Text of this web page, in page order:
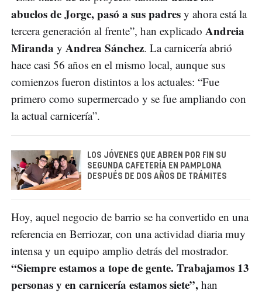
abuelos de Jorge, pasó a sus padres y ahora está la
tercera generación al frente”, han explicado Andreia
Miranda y Andrea Sánchez. La carnicería abrió
hace casi 56 años en el mismo local, aunque sus
comienzos fueron distintos a los actuales: “Fue
primero como supermercado y se fue ampliando con
la actual carnicería”.
LOS JÓVENES QUE ABREN POR FIN SU
SEGUNDA CAFETERÍA EN PAMPLONA
DESPUÉS DE DOS AÑOS DE TRÁMITES
Hoy, aquel negocio de barrio se ha convertido en una
referencia en Berriozar, con una actividad diaria muy
intensa y un equipo amplio detrás del mostrador.
“Siempre estamos a tope de gente. Trabajamos 13
personas y en carnicería estamos siete”, han